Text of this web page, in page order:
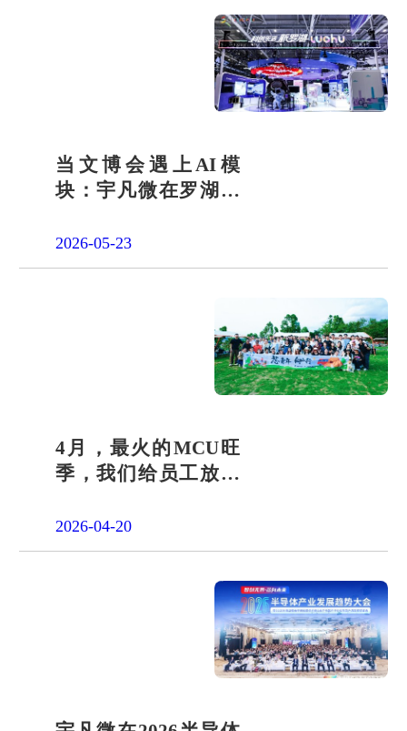
当文博会遇上AI模
块：宇凡微在罗湖展
答卷
2026-05-23
4月，最火的MCU旺
季，我们给员工放了
2026-04-20